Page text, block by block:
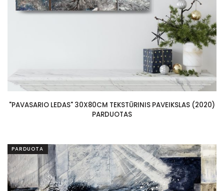
"PAVASARIO LEDAS" 30X80CM TEKSTŪRINIS PAVEIKSLAS (2020)
PARDUOTAS
PARDUOTA